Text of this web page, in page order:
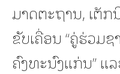
ມາດຕະຖານ, ເຕັກ
ຂັບເຄື່ອນ “ຄູ່ຮ່ວມ
ຄົງທະນົງແກ່ນ” ແ